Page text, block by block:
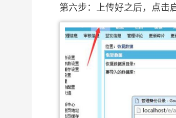
第六步：上传好之后，点击